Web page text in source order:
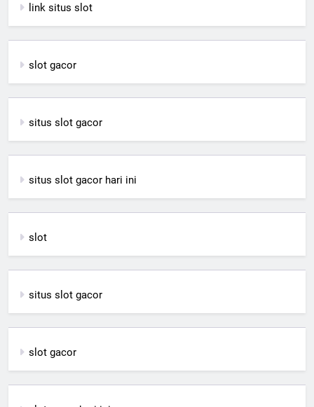
link situs slot
slot gacor
situs slot gacor
situs slot gacor hari ini
slot
situs slot gacor
slot gacor